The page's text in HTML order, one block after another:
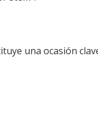
una ocasión